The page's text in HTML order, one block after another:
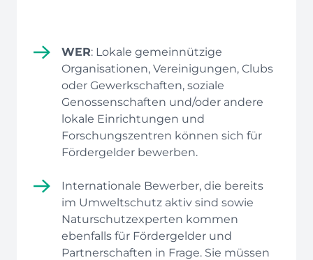
WER: Lokale gemeinnützige
Organisationen, Vereinigungen, Clubs
oder Gewerkschaften, soziale
Genossenschaften und/oder andere
lokale Einrichtungen und
Forschungszentren können sich für
Fördergelder bewerben.
Internationale Bewerber, die bereits
im Umweltschutz aktiv sind sowie
Naturschutzexperten kommen
ebenfalls für Fördergelder und
Partnerschaften in Frage. Sie müssen